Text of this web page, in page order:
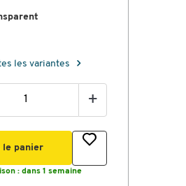
les variantes
+
le panier
: dans 1 semaine